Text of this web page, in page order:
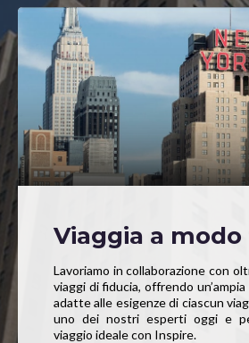
Viaggia a
Lavoriamo in collaborazione con
viaggi di fiducia, offrendo
adatte alle esigenze di ciascun
uno dei nostri esperti oggi e
viaggio ideale con Inspire.